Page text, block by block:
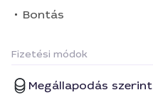
Bontás
Fizetési módok
Megállapodás szerint